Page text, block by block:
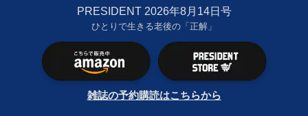
PRESIDENT 2026年8月14日号
ひとりで生きる老後の「正解」
雑誌の予約購読はこちらから